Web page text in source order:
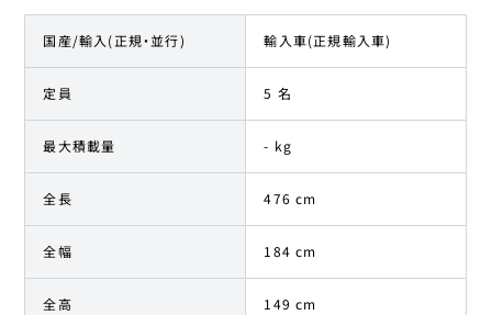
国産/輸入(正規・並行) 輸入車(正規輸入車)
定員 5 名
最大積載量 - kg
全長 476 cm
全幅 184 cm
全高 149 cm